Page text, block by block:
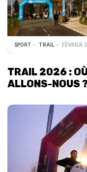
SPORT TRAIL FÉVRIER
TRAIL 2026 :
ALLONS-NOUS